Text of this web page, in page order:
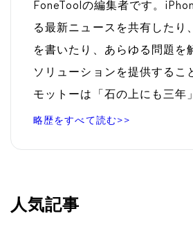
FoneToolの編集者です。
る最新ニュースを共有したり
を書いたり、あらゆる問題を
ソリューションを提供するこ
モットーは「石の上にも三年
略歴をすべて読む>>
人気記事